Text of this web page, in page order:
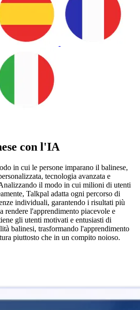
con l'IA
in cui le persone imparano il balinese,
tecnologia avanzata e
il modo in cui milioni di utenti
Talkpal adatta ogni percorso di
individuali, garantendo i risultati più
rendere l'apprendimento piacevole e
gli utenti motivati e entusiasti di
balinesi, trasformando l'apprendimento
piuttosto che in un compito noioso.